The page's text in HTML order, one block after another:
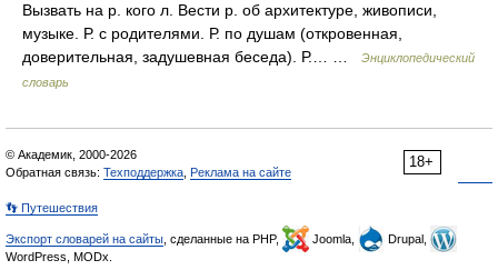
Вызвать на р. кого л. Вести р. об архитектуре, живописи,
музыке. Р. с родителями. Р. по душам (откровенная,
доверительная, задушевная беседа). Р.… …
Энциклопедический
словарь
18+
© Академик, 2000-2026
Обратная связь: Техподдержка Реклама на сайте
👣 Путешествия
Экспорт словарей на сайты , сделанные на PHP, Joomla,
Drupal,
WordPress, MODx.